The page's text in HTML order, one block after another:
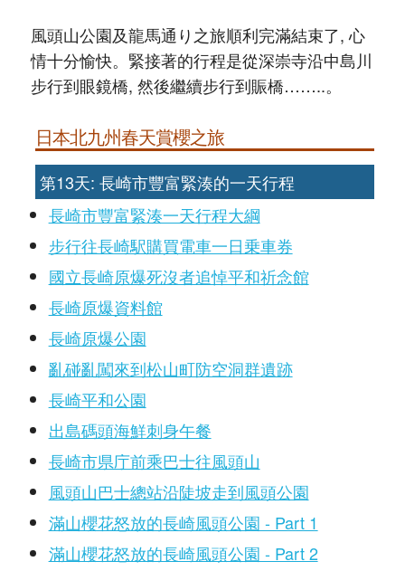
風頭山公園及龍馬通り之旅順利完滿結束了, 心
情十分愉快。緊接著的行程是從深崇寺沿中島川
步行到眼鏡橋, 然後繼續步行到賑橋……..。
日本北九州春天賞櫻之旅
第13天: 長崎市豐富緊湊的一天行程
長崎市豐富緊湊一天行程大綱
步行往長崎駅購買電車一日乗車券
國立長崎原爆死沒者追悼平和祈念館
長崎原爆資料館
長崎原爆公園
亂碰亂闖來到松山町防空洞群遺跡
長崎平和公園
出島碼頭海鮮刺身午餐
長崎市県庁前乘巴士往風頭山
風頭山巴士總站沿陡坡走到風頭公園
滿山櫻花怒放的長崎風頭公園 - Part 1
滿山櫻花怒放的長崎風頭公園 - Part 2